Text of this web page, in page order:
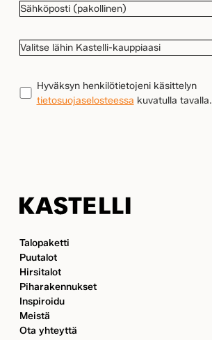
SÄHKÖPOSTI(Pakollinen)
VALITSE
KAUPPIAASI
TIETOSUOJA(Pakollinen)
Hyväksyn henkilötietojeni käsittelyn
tietosuojaselosteessa kuvatulla tavalla.
Talopaketti
Puutalot
Hirsitalot
Piharakennukset
Inspiroidu
Meistä
Ota yhteyttä